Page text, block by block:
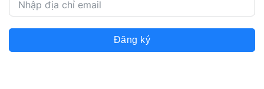
Đăng ký